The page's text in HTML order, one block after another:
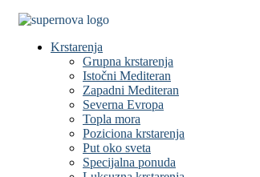
Krstarenja
Grupna krstarenja
Istočni Mediteran
Zapadni Mediteran
Severna Evropa
Topla mora
Poziciona krstarenja
Put oko sveta
Specijalna ponuda